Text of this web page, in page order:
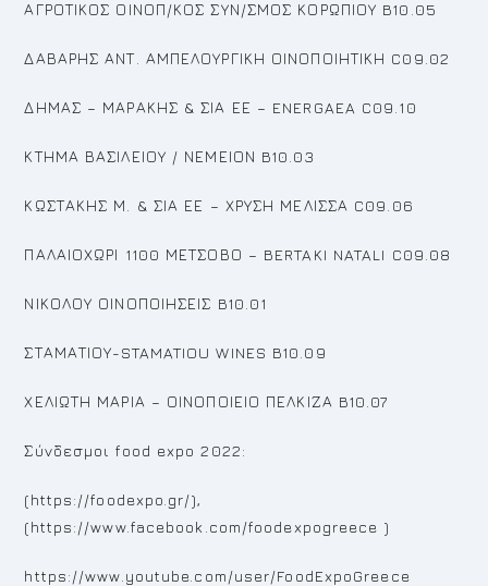
ΑΓΡΟΤΙΚΟΣ ΟΙΝΟΠ/ΚΟΣ ΣΥΝ/ΣΜΟΣ ΚΟΡΩΠΙΟΥ B10.05
ΔΑΒΑΡΗΣ ΑΝΤ. ΑΜΠΕΛΟΥΡΓΙΚΗ ΟΙΝΟΠΟΙΗΤΙΚΗ C09.02
ΔΗΜΑΣ – ΜΑΡΑΚΗΣ & ΣΙΑ ΕΕ – ENERGAEA C09.10
ΚΤΗΜΑ ΒΑΣΙΛΕΙΟΥ / ΝΕΜΕΙΟΝ B10.03
ΚΩΣΤΑΚΗΣ Μ. & ΣΙΑ ΕΕ – ΧΡΥΣΗ ΜΕΛΙΣΣΑ C09.06
ΠΑΛΑΙΟΧΩΡΙ 1100 ΜΕΤΣΟΒΟ – BERTAKI NATALI C09.08
ΝΙΚΟΛΟΥ ΟΙΝΟΠΟΙΗΣΕΙΣ B10.01
ΣΤΑΜΑΤΙΟΥ-STAMATIOU WINES B10.09
ΧΕΛΙΩΤΗ ΜΑΡΙΑ – ΟΙΝΟΠΟΙΕΙΟ ΠΕΛΚΙΖΑ B10.07
Σύνδεσμοι food expo 2022:
(https://foodexpo.gr/),
(https://www.facebook.com/foodexpogreece )
https://www.youtube.com/user/FoodExpoGreece